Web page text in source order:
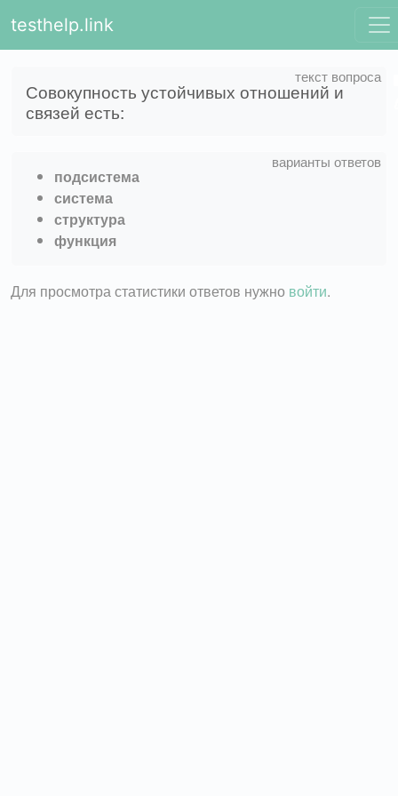
testhelp.link
Совокупность устойчивых отношений и
связей есть:
подсистема
система
структура
функция
Для просмотра статистики ответов нужно войти.